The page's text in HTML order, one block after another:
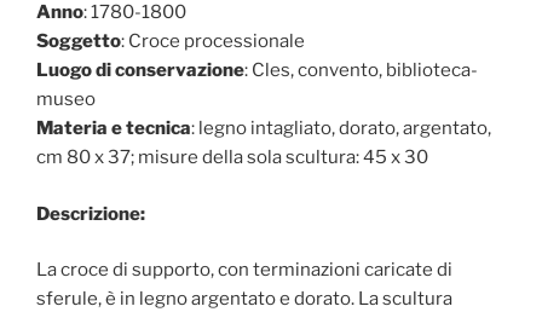
Anno: 1780-1800
Soggetto: Croce processionale
Luogo di conservazione: Cles, convento, biblioteca-
museo
Materia e tecnica: legno intagliato, dorato, argentato,
cm 80 x 37; misure della sola scultura: 45 x 30
Descrizione:
La croce di supporto, con terminazioni caricate di
sferule, è in legno argentato e dorato. La scultura